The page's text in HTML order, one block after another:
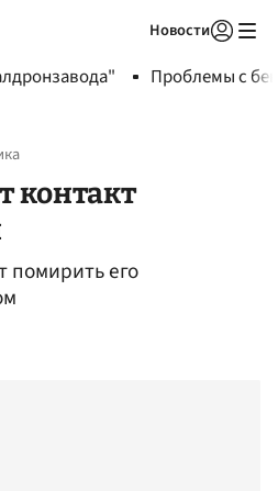
Новости
Проблемы с
контакт
помирить его